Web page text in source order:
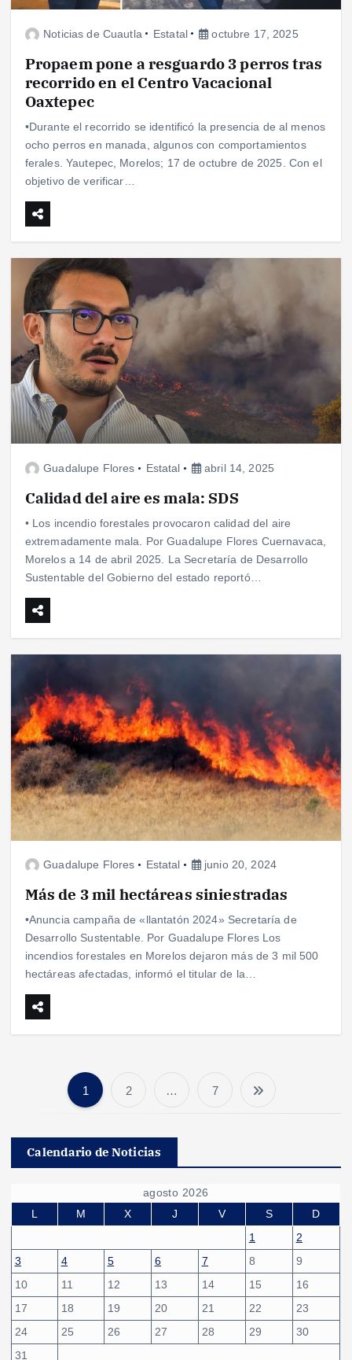
Noticias de Cuautla Estatal octubre 17, 2025
Propaem pone a resguardo 3 perros tras
recorrido en el Centro Vacacional
Oaxtepec
•Durante el recorrido se identificó la presencia de al menos
ocho perros en manada, algunos con comportamientos
ferales. Yautepec, Morelos; 17 de octubre de 2025. Con el
objetivo de verificar…
Guadalupe Flores Estatal abril 14, 2025
Calidad del aire es mala: SDS
• Los incendio forestales provocaron calidad del aire
extremadamente mala. Por Guadalupe Flores Cuernavaca,
Morelos a 14 de abril 2025. La Secretaría de Desarrollo
Sustentable del Gobierno del estado reportó…
Guadalupe Flores Estatal junio 20, 2024
Más de 3 mil hectáreas siniestradas
•Anuncia campaña de «llantatón 2024» Secretaría de
Desarrollo Sustentable. Por Guadalupe Flores Los
incendios forestales en Morelos dejaron más de 3 mil 500
hectáreas afectadas, informó el titular de la…
a
g
i
a
c
1 2 … 7
Calendario de Noticias
agosto 2026
L
M X J V S
D
1
2
3
4 5 6 7 8
9
10
11 12 13 14 15
16
17
18 19 20 21 22
23
24
25 26 27 28 29
30
31